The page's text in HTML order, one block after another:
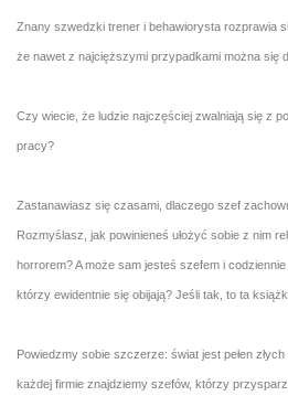
Znany szwedzki trener i behawiorysta rozprawia
że nawet z najcięższymi przypadkami można się
Czy wiecie, że ludzie najczęściej zwalniają się z
pracy?
Zastanawiasz się czasami, dlaczego szef
Rozmyślasz, jak powinieneś ułożyć sobie z nim
horrorem? A może sam jesteś szefem i
którzy ewidentnie się obijają? Jeśli tak, to ta
Powiedzmy sobie szczerze: świat jest pełen
każdej firmie znajdziemy szefów, którzy